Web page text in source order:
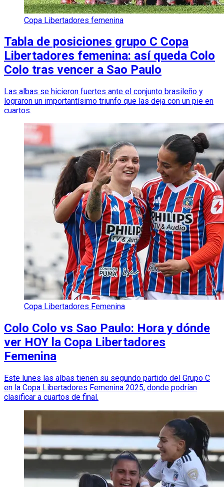
Copa Libertadores femenina
Tabla de posiciones grupo C Copa
Libertadores femenina: así queda Colo
Colo tras vencer a Sao Paulo
Las albas se hicieron fuertes ante el conjunto brasileño y
lograron un importantísimo triunfo que las deja con un pie en
cuartos.
Copa Libertadores Femenina
Colo Colo vs Sao Paulo: Hora y dónde
ver HOY la Copa Libertadores
Femenina
Este lunes las albas tienen su segundo partido del Grupo C
en la Copa Libertadores Femenina 2025, donde podrían
clasificar a cuartos de final.